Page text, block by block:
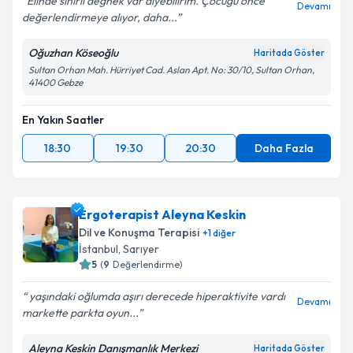
değerlendirmeye alıyor, daha...
Devamı
Oğuzhan Köseoğlu Haritada Göster
Sultan Orhan Mah. Hürriyet Cad. Aslan Apt. No: 30/10, Sultan Orhan,
41400 Gebze
En Yakın Saatler
18:30
19:30 20:30 Daha Fazla
Ergoterapist Aleyna Keskin
Dil ve Konuşma Terapisi +1diğer
İstanbul, Sarıyer
5 (9 Değerlendirme)
yaşındaki oğlumda aşırı derecede hiperaktivite vardı
markette parkta oyun...
Devamı
Aleyna Keskin Danışmanlık Merkezi Haritada Göster